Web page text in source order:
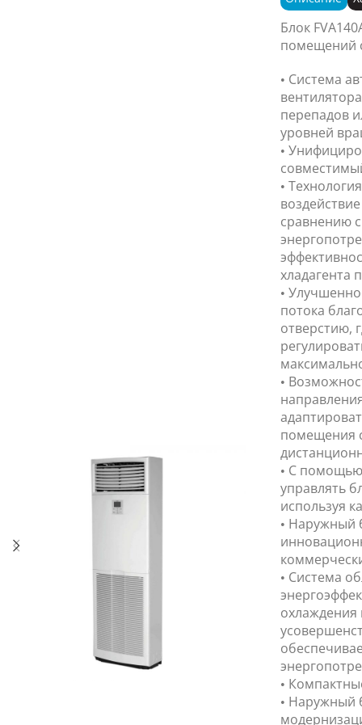
Блок
помещений
• Система
перепадов
уровней
•
•
сравнению
хладагента
•
потока
отверстию,
•
помещения
• С
управлять
используя
• Наружный
• Система
охлаждения
•
• Наружный